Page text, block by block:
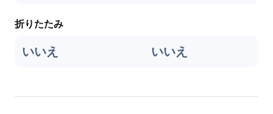
折りたたみ
いいえ いいえ